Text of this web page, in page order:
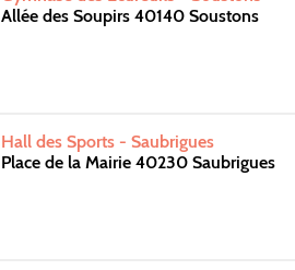
Allée des Soupirs 40140 Soustons
Hall des Sports - Saubrigues
Place de la Mairie 40230 Saubrigues